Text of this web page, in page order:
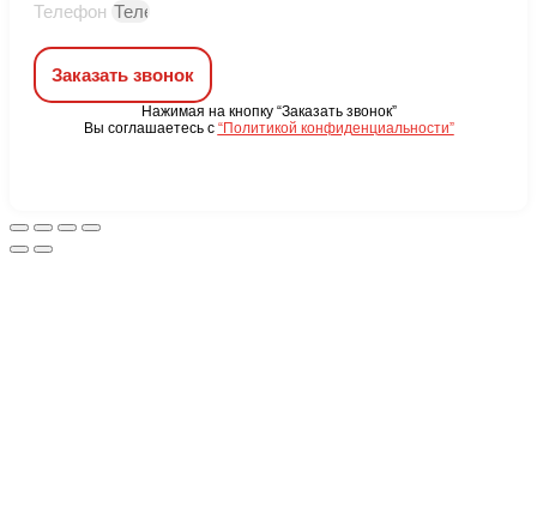
Телефон
Заказать звонок
Нажимая на кнопку “Заказать звонок”
Вы соглашаетесь с “Политикой конфиденциальности”